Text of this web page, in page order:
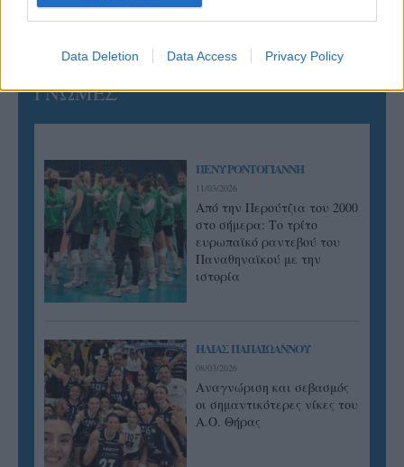
Data Deletion Data Access Privacy Policy
ΓΝΩΜΕΣ
ΠΕΝΥ ΡΟΝΤΟΓΙΑΝΝΗ
11/03/2026
Από την Περούτζια του 2000
στο σήμερα: Tο τρίτο
ευρωπαϊκό ραντεβού του
Παναθηναϊκού με την
ιστορία
ΗΛΙΑΣ ΠΑΠΑΪΩΑΝΝΟΥ
08/03/2026
Αναγνώριση και σεβασμός
οι σημαντικότερες νίκες του
Α.Ο. Θήρας